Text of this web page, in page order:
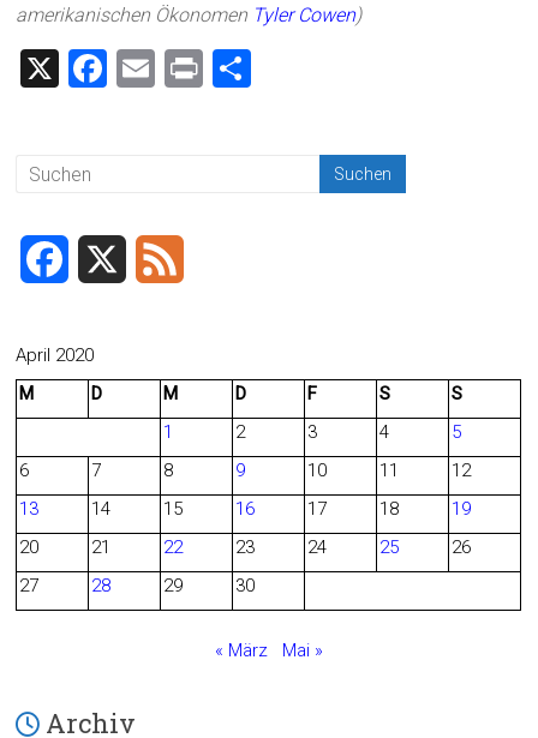
amerikanischen Ökonomen Tyler Cowen)
X
F
ok
E
Pr
c
b
o
April 2020
M
D M D F S
S
1
2 3 4
5
6
7 8 9 10 11
12
13
14 15 16 17 18
19
20
21 22 23 24 25
26
27
28 29 30
« März Mai »
Archiv